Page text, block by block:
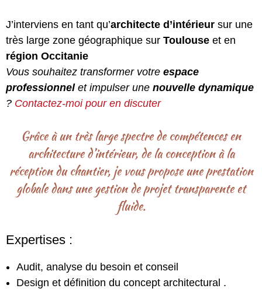
J’interviens en tant qu’architecte d’intérieur sur une
très large zone géographique sur Toulouse et en
région Occitanie
Vous souhaitez transformer votre espace
professionnelet impulser une nouvelle dynamique
? Contactez-moi pour en discuter
Grâce à un très large spectre de compétences en
architecture d’intérieur, de la conception à la
réception du chantier, je vous propose une prestation
globale dans une gestion de projet transparente et
fluide.
Expertises :
Audit, analyse du besoin et conseil
Design et définition du concept architectural .